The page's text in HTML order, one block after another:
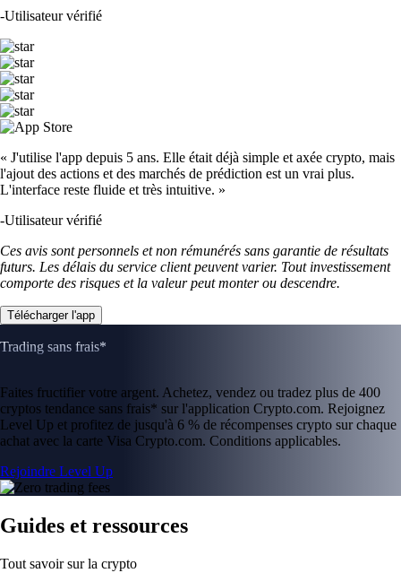
-Utilisateur vérifié
« J'utilise l'app depuis 5 ans. Elle était déjà simple et axée crypto, mais
l'ajout des actions et des marchés de prédiction est un vrai plus.
L'interface reste fluide et très intuitive. »
-Utilisateur vérifié
Ces avis sont personnels et non rémunérés sans garantie de résultats
futurs. Les délais du service client peuvent varier. Tout investissement
comporte des risques et la valeur peut monter ou descendre.
Télécharger l'app
Trading sans frais*
Faites fructifier votre argent. Achetez, vendez ou tradez plus de 400
cryptos tendance sans frais* sur l'application Crypto.com. Rejoignez
Level Up et profitez de jusqu'à 6 % de récompenses crypto sur chaque
achat avec la carte Visa Crypto.com. Conditions applicables.
Rejoindre Level Up
Guides et ressources
Tout savoir sur la crypto